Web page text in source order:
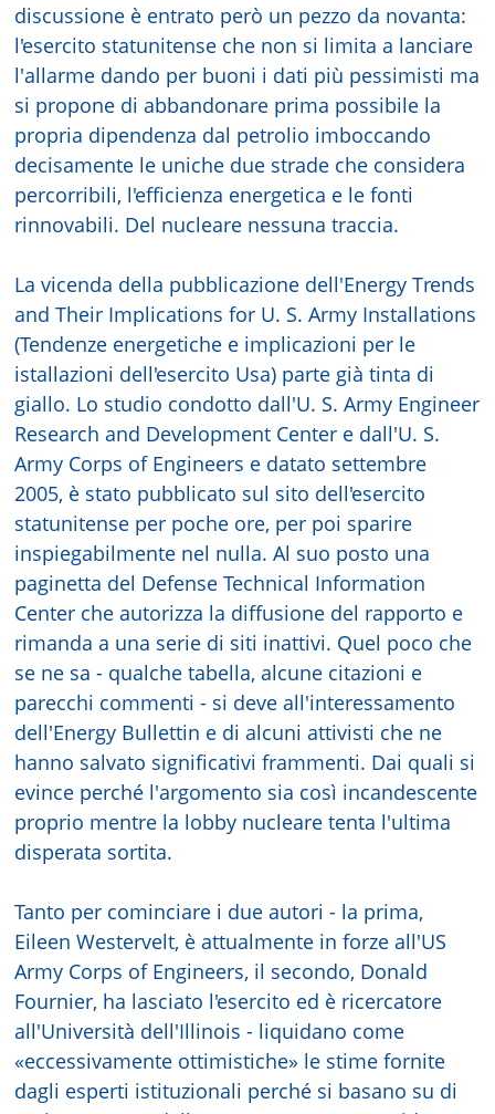
discussione è entrato però un pezzo da novanta:
l'esercito statunitense che non si limita a lanciare
l'allarme dando per buoni i dati più pessimisti ma
si propone di abbandonare prima possibile la
propria dipendenza dal petrolio imboccando
decisamente le uniche due strade che considera
percorribili, l'efficienza energetica e le fonti
rinnovabili. Del nucleare nessuna traccia.
La vicenda della pubblicazione dell'Energy Trends
and Their Implications for U. S. Army Installations
(Tendenze energetiche e implicazioni per le
istallazioni dell'esercito Usa) parte già tinta di
giallo. Lo studio condotto dall'U. S. Army Engineer
Research and Development Center e dall'U. S.
Army Corps of Engineers e datato settembre
2005, è stato pubblicato sul sito dell'esercito
statunitense per poche ore, per poi sparire
inspiegabilmente nel nulla. Al suo posto una
paginetta del Defense Technical Information
Center che autorizza la diffusione del rapporto e
rimanda a una serie di siti inattivi. Quel poco che
se ne sa - qualche tabella, alcune citazioni e
parecchi commenti - si deve all'interessamento
dell'Energy Bullettin e di alcuni attivisti che ne
hanno salvato significativi frammenti. Dai quali si
evince perché l'argomento sia così incandescente
proprio mentre la lobby nucleare tenta l'ultima
disperata sortita.
Tanto per cominciare i due autori - la prima,
Eileen Westervelt, è attualmente in forze all'US
Army Corps of Engineers, il secondo, Donald
Fournier, ha lasciato l'esercito ed è ricercatore
all'Università dell'Illinois - liquidano come
«eccessivamente ottimistiche» le stime fornite
dagli esperti istituzionali perché si basano su di